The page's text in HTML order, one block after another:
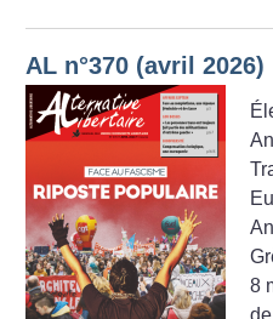
AL n°370 (avril 2026)
8